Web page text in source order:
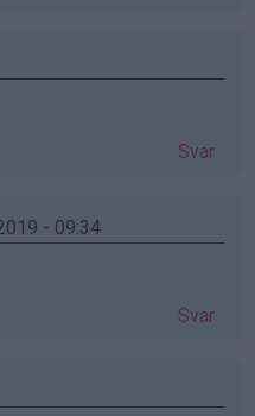
Svar
- 09:34
Svar